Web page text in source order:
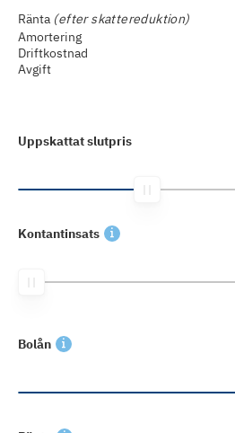
Ränta (efter skattereduktion)
Amortering
Driftkostnad
Avgift
Uppskattat slutpris
Kontantinsats
Bolån